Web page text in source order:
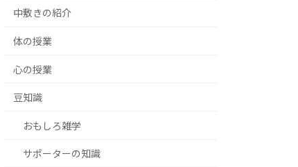
中敷きの紹介
体の授業
心の授業
豆知識
おもしろ雑学
サポーターの知識